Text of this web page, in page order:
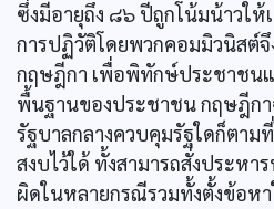
ซึ่งมีอายุถึง ๘๖ ปีถูกโน้มน้าวให้
การปฏิวัติโดยพวกคอมมิวนิสต์
กฤษฎีกา เพื่อพิทักษ์ประชาชน
พื้นฐานของประชาชน กฤษฎีก
รัฐบาลกลางควบคุมรัฐใดก็ตาม
สงบไว้ใด้ ทั้งสามารถสั่งประหา
ผิดในหลายกรณีรวมทั้งตั้งข้อห